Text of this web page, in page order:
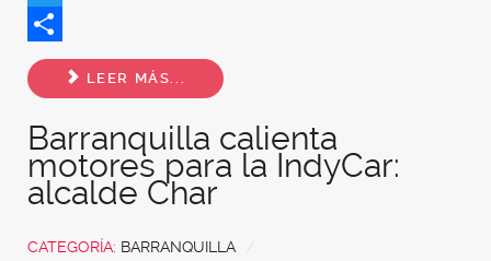
Twitter
Share
LEER MÁS...
Barranquilla calienta
motores para la IndyCar:
alcalde Char
CATEGORÍA: BARRANQUILLA